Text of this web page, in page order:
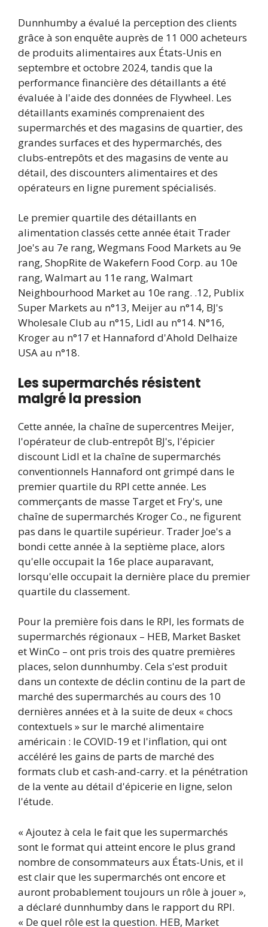
Dunnhumby a évalué la perception des clients
grâce à son enquête auprès de 11 000 acheteurs
de produits alimentaires aux États-Unis en
septembre et octobre 2024, tandis que la
performance financière des détaillants a été
évaluée à l'aide des données de Flywheel. Les
détaillants examinés comprenaient des
supermarchés et des magasins de quartier, des
grandes surfaces et des hypermarchés, des
clubs-entrepôts et des magasins de vente au
détail, des discounters alimentaires et des
opérateurs en ligne purement spécialisés.
Le premier quartile des détaillants en
alimentation classés cette année était Trader
Joe's au 7e rang, Wegmans Food Markets au 9e
rang, ShopRite de Wakefern Food Corp. au 10e
rang, Walmart au 11e rang, Walmart
Neighbourhood Market au 10e rang. .12, Publix
Super Markets au n°13, Meijer au n°14, BJ's
Wholesale Club au n°15, Lidl au n°14. N°16,
Kroger au n°17 ​​et Hannaford d'Ahold Delhaize
USA au n°18.
Les supermarchés résistent
malgré la pression
Cette année, la chaîne de supercentres Meijer,
l'opérateur de club-entrepôt BJ's, l'épicier
discount Lidl et la chaîne de supermarchés
conventionnels Hannaford ont grimpé dans le
premier quartile du RPI cette année. Les
commerçants de masse Target et Fry's, une
chaîne de supermarchés Kroger Co., ne figurent
pas dans le quartile supérieur. Trader Joe's a
bondi cette année à la septième place, alors
qu'elle occupait la 16e place auparavant,
lorsqu'elle occupait la dernière place du premier
quartile du classement.
Pour la première fois dans le RPI, les formats de
supermarchés régionaux – HEB, Market Basket
et WinCo – ont pris trois des quatre premières
places, selon dunnhumby. Cela s'est produit
dans un contexte de déclin continu de la part de
marché des supermarchés au cours des 10
dernières années et à la suite de deux « chocs
contextuels » sur le marché alimentaire
américain : le COVID-19 et l'inflation, qui ont
accéléré les gains de parts de marché des
formats club et cash-and-carry. et la pénétration
de la vente au détail d'épicerie en ligne, selon
l'étude.
« Ajoutez à cela le fait que les supermarchés
sont le format qui atteint encore le plus grand
nombre de consommateurs aux États-Unis, et il
est clair que les supermarchés ont encore et
auront probablement toujours un rôle à jouer »,
a déclaré dunnhumby dans le rapport du RPI.
« De quel rôle est la question. HEB, Market